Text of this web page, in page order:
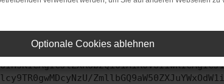
bitte. Wir werden versuchen, das Problem zu
Optionale Cookies ablehnen